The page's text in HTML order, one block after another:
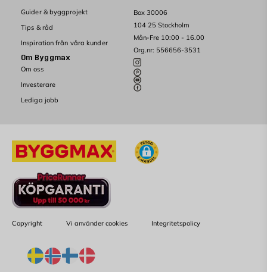
Box 30006
104 25 Stockholm
Mån-Fre 10:00 - 16.00
Org.nr: 556656-3531
Guider & byggprojekt
Tips & råd
Inspiration från våra kunder
Om Byggmax
Om oss
Investerare
Lediga jobb
Copyright Vi använder cookies Integritetspolicy